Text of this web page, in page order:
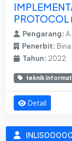
PROTOCOL
Pengarang:
Penerbit: Bina
Tahun: 2022
teknik
Detail